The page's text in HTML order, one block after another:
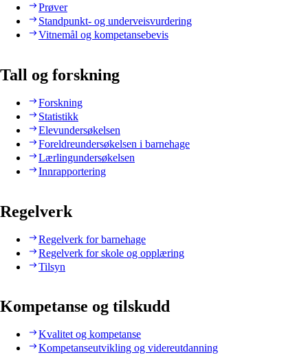
Prøver
Standpunkt- og underveisvurdering
Vitnemål og kompetansebevis
Tall og forskning
Forskning
Statistikk
Elevundersøkelsen
Foreldreundersøkelsen i barnehage
Lærlingundersøkelsen
Innrapportering
Regelverk
Regelverk for barnehage
Regelverk for skole og opplæring
Tilsyn
Kompetanse og tilskudd
Kvalitet og kompetanse
Kompetanseutvikling og videreutdanning